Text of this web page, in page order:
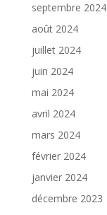
septembre 2024
août 2024
juillet 2024
juin 2024
mai 2024
avril 2024
mars 2024
février 2024
janvier 2024
décembre 2023